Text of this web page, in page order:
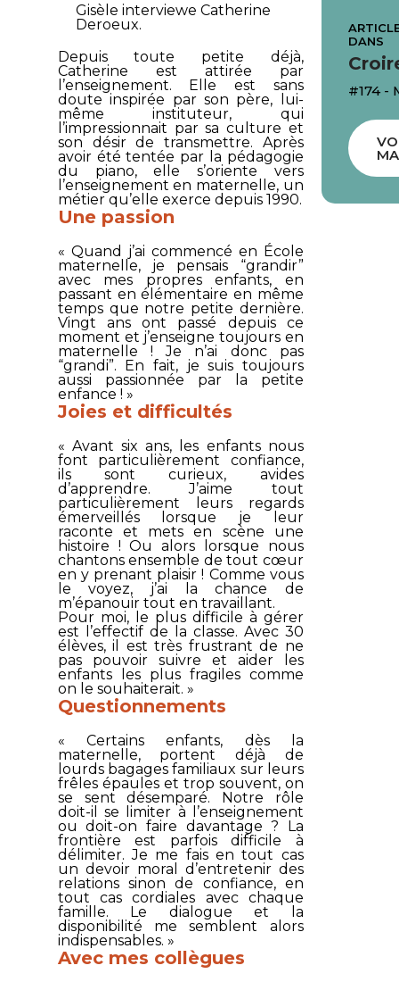
Gisèle interviewe Catherine
Deroeux.
Depuis toute petite déjà,
Catherine est attirée par
l’enseignement. Elle est sans
doute inspirée par son père, lui-
même instituteur, qui
l’impressionnait par sa culture et
son désir de transmettre. Après
avoir été tentée par la pédagogie
du piano, elle s’oriente vers
l’enseignement en maternelle, un
métier qu’elle exerce depuis 1990.
Une passion
« Quand j’ai commencé en École
maternelle, je pensais “grandir”
avec mes propres enfants, en
passant en élémentaire en même
temps que notre petite dernière.
Vingt ans ont passé depuis ce
moment et j’enseigne toujours en
maternelle ! Je n’ai donc pas
“grandi”. En fait, je suis toujours
aussi passionnée par la petite
enfance ! »
Joies et difficultés
« Avant six ans, les enfants nous
font particulièrement confiance,
ils sont curieux, avides
d’apprendre. J’aime tout
particulièrement leurs regards
émerveillés lorsque je leur
raconte et mets en scène une
histoire ! Ou alors lorsque nous
chantons ensemble de tout cœur
en y prenant plaisir ! Comme vous
le voyez, j’ai la chance de
m’épanouir tout en travaillant.
Pour moi, le plus difficile à gérer
est l’effectif de la classe. Avec 30
élèves, il est très frustrant de ne
pas pouvoir suivre et aider les
enfants les plus fragiles comme
on le souhaiterait. »
Questionnements
« Certains enfants, dès la
maternelle, portent déjà de
lourds bagages familiaux sur leurs
frêles épaules et trop souvent, on
se sent désemparé. Notre rôle
doit-il se limiter à l’enseignement
ou doit-on faire davantage ? La
frontière est parfois difficile à
délimiter. Je me fais en tout cas
un devoir moral d’entretenir des
relations sinon de confiance, en
tout cas cordiales avec chaque
famille. Le dialogue et la
disponibilité me semblent alors
indispensables. »
Avec mes collègues
DANS
#174 -